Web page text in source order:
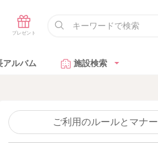
アルバム 施設検索
ご利用のルールとマナー